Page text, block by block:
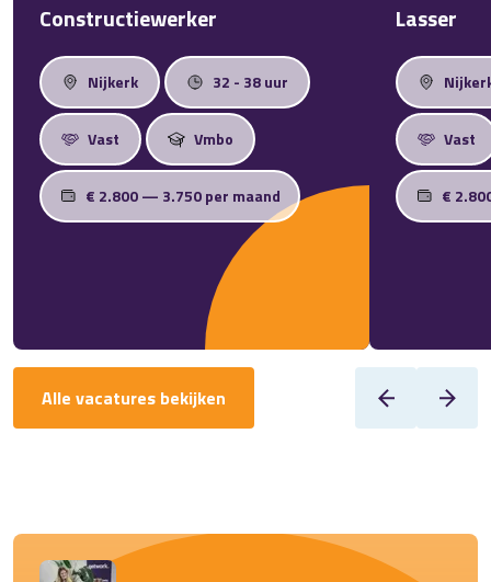
Constructiewerker
Nijkerk 32 - 38 uur
Vast Vmbo
€ 2.800 — 3.750 per maand
Lasser
Vast
€
Alle vacatures bekijken